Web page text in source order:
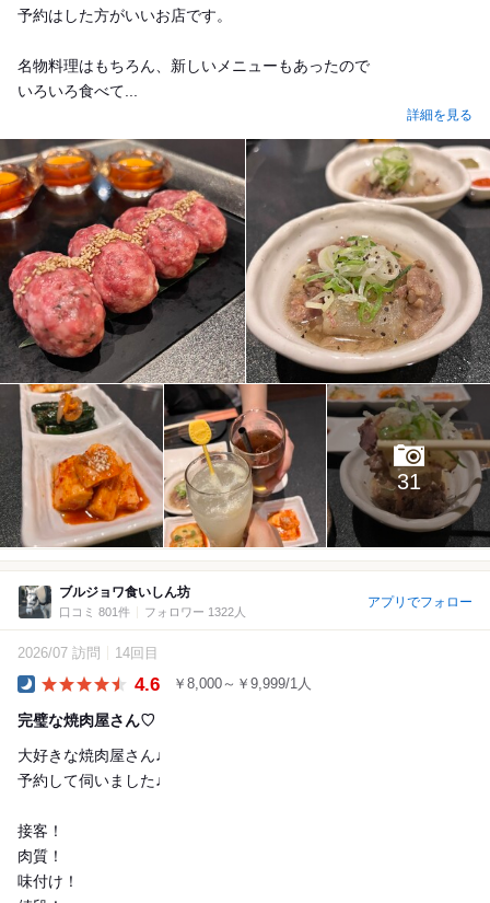
予約はした方がいいお店です。
名物料理はもちろん、新しいメニューもあったので
いろいろ食べて...
詳細を見る
31
ブルジョワ食いしん坊
口コミ 801件 フォロワー 1322人
アプリでフォロー
2026/07 訪問 14回目
4.6 ￥8,000～￥9,999/1人
完璧な焼肉屋さん♡
大好きな焼肉屋さん♩
予約して伺いました♩
接客！
肉質！
味付け！